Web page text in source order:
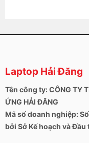
HP cung cấp
với hai mẫu IPS
pixel. Màn hình
FHD-TN với
(Góc nhìn
Laptop Hải Đăng
Tên công ty: CÔNG TY
ỨNG HẢI ĐĂNG
Mã số doanh nghiệp:
bởi Sở Kế hoạch và